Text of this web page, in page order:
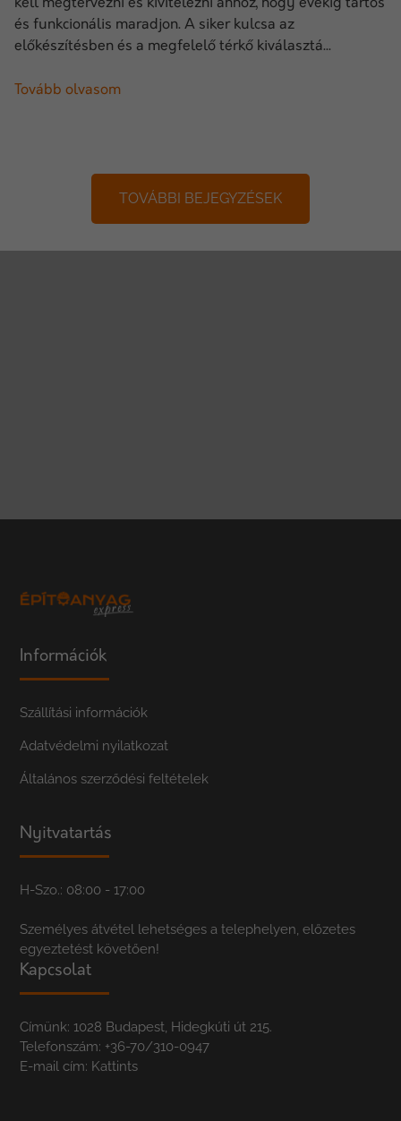
kell megtervezni és kivitelezni ahhoz, hogy évekig tartós
és funkcionális maradjon. A siker kulcsa az
előkészítésben és a megfelelő térkő kiválasztá...
Tovább olvasom
TOVÁBBI BEJEGYZÉSEK
Információk
Szállítási információk
Adatvédelmi nyilatkozat
Általános szerződési feltételek
Nyitvatartás
H-Szo.: 08:00 - 17:00
Személyes átvétel lehetséges a telephelyen, előzetes
egyeztetést követően!
Kapcsolat
Címünk: 1028 Budapest, Hidegkúti út 215.
Telefonszám: +36-70/310-0947
E-mail cím: Kattints